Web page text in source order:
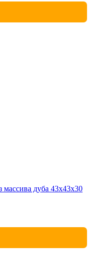
дуба 43х43х30